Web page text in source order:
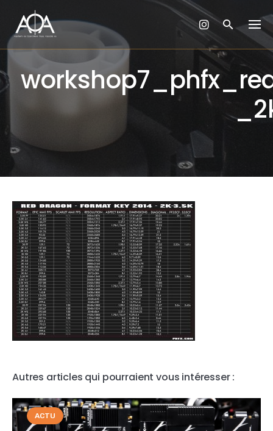
content
Autres articles qui pourraient vous intéresser :
ACTU